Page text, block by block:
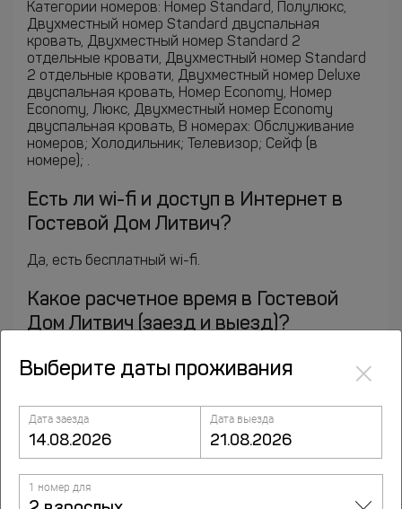
Категории номеров: Номер Standard, Полулюкс,
Двухместный номер Standard двуспальная
кровать, Двухместный номер Standard 2
отдельные кровати, Двухместный номер Standard
2 отдельные кровати, Двухместный номер Deluxe
двуспальная кровать, Номер Economy, Номер
Economy, Люкс, Двухместный номер Economy
двуспальная кровать, В номерах: Обслуживание
номеров; Холодильник; Телевизор; Сейф (в
номере); .
Есть ли wi-fi и доступ в Интернет в
Гостевой Дом Литвич?
Да, есть бесплатный wi-fi.
Какое расчетное время в Гостевой
Дом Литвич (заезд и выезд)?
Время заезда - после 14:00. А выехать из номера
нужно до 12:00. Если Вам необходим ранний заезд
бронировании. Гестхаус рассмотрит такую
возможность и сообщит (за это возможна
доплата). Требования к документам для заселения
зависят от типа объекта размещения и
применимых к нему правил. Для гостиниц и иных
средств размещения могут приниматься паспорт
Выберите даты проживания ×
Дата заезда Дата выезда
1 номер для